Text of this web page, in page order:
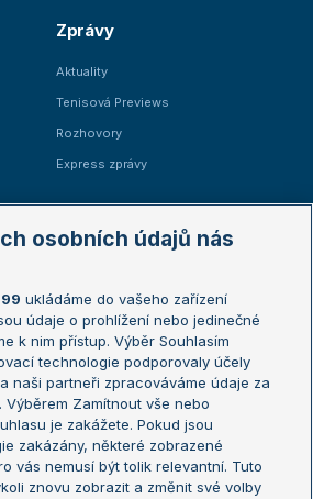
Zprávy
Aktuality
Tenisová Previews
Rozhovory
Express zprávy
Australian Open
French Open
Wimbledon
US Open
Turnaj mistrů
Turnaj mistryň
osobních údajů nás
ukládáme do vašeho zařízení
údaje o prohlížení nebo jedinečné
k nim přístup. Výběr Souhlasím
technologie podporovaly účely
naši partneři zpracováváme údaje za
Výběrem Zamítnout vše nebo
je zakážete. Pokud jsou
zakázány, některé zobrazené
vás nemusí být tolik relevantní. Tuto
znovu zobrazit a změnit své volby